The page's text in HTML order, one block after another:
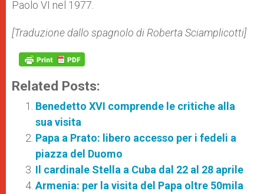
Paolo VI nel 1977.
[Traduzione dallo spagnolo di Roberta Sciamplicotti]
Related Posts:
Benedetto XVI comprende le critiche alla
sua visita
Papa a Prato: libero accesso per i fedeli a
piazza del Duomo
Il cardinale Stella a Cuba dal 22 al 28 aprile
Armenia: per la visita del Papa oltre 50mila